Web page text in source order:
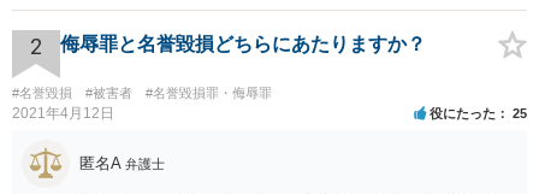
い、困った困った」と騒いでいるイメージです。行かなければいいだ
ろう、と
2 侮辱罪と名誉毀損どちらにあたりますか？
#名誉毀損 #被害者 #名誉毀損罪・侮辱罪
2021年4月12日 役にたった 25
匿名A 弁護士